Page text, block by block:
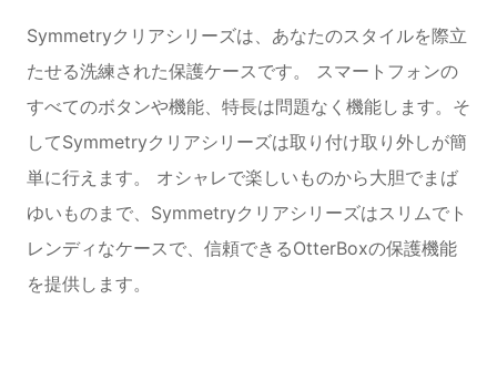
Symmetryクリアシリーズは、あなたのスタイルを際立
たせる洗練された保護ケースです。 スマートフォンの
すべてのボタンや機能、特長は問題なく機能します。そ
してSymmetryクリアシリーズは取り付け取り外しが簡
単に行えます。 オシャレで楽しいものから大胆でまば
ゆいものまで、Symmetryクリアシリーズはスリムでト
レンディなケースで、信頼できるOtterBoxの保護機能
を提供します。